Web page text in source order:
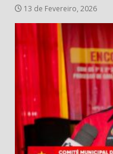
13 de Fevereiro, 2026